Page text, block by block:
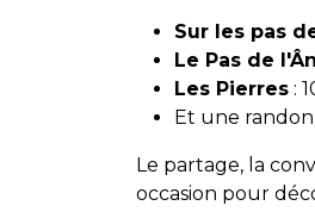
Sur les pas
Le Pas de
Les Pierres :
Et une
Le partage, la
occasion pour